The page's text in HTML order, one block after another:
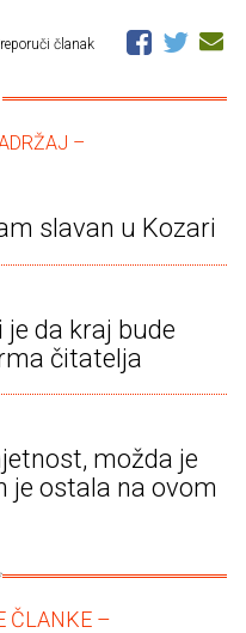
članak
–
slavan u Kozari
je da kraj bude
čitatelja
možda je
je ostala na ovom
ČLANKE –